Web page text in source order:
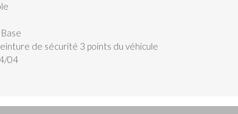
de sécurité 3 points du véhicule
04